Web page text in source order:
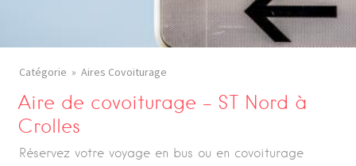
Catégorie Aires Covoiturage
Aire de covoiturage – ST Nord à
Crolles
Réservez votre voyage en bus ou en covoiturage